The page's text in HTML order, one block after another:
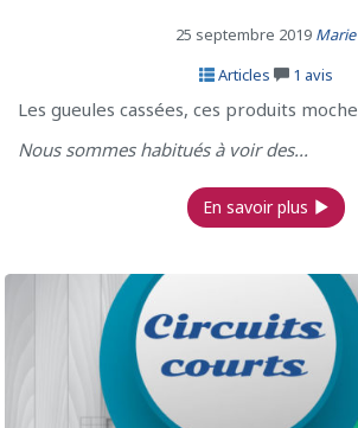
25 septembre 2019 Marie
Articles
1 avis
Les gueules cassées, ces produits
Nous sommes habitués à voir des...
En savoir plus